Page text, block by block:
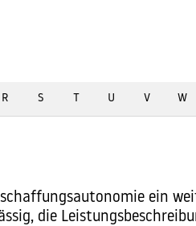
R S T U V W
ein
die